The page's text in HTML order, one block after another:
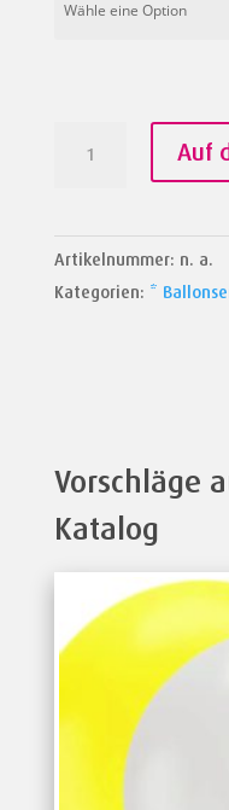
Auf
Artikelnummer: n. a.
Kategorien: *
Vorschläge
Katalog